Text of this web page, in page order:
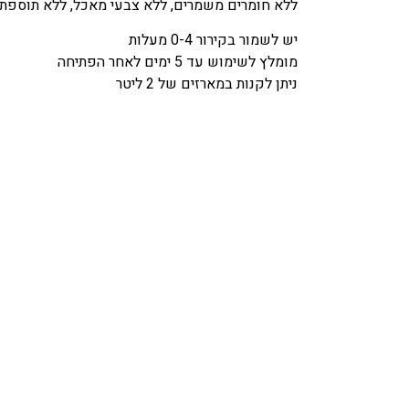
ללא חומרים משמרים, ללא צבעי מאכל, ללא
יש לשמור בקירור 0-4 מעלות
מומלץ לשימוש עד 5 ימים לאחר הפתיחה
ניתן לקנות במארזים של 2 ליטר